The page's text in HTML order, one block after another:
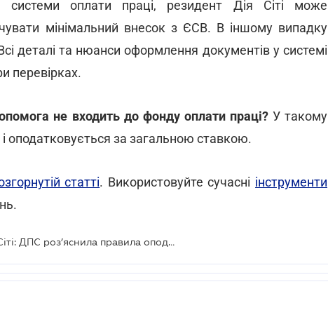
оплати праці, резидент Дія Сіті може
мінімальний внесок з ЄСВ. В іншому випадку
деталі та нюанси оформлення документів у системі
перевірках.
не входить до фонду оплати праці?У такому
оподатковується за загальною ставкою.
статті. Використовуйте сучасні інструменти
Виплати мобілізованим у Дія Сіті: ДПС роз’яснила правила оподаткування